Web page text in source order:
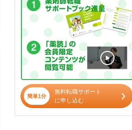
簡単1分
無料転職サポート
に申し込む